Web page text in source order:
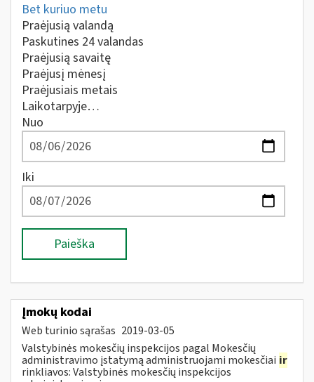
Bet kuriuo metu
Praėjusią valandą
Paskutines 24 valandas
Praėjusią savaitę
Praėjusį mėnesį
Praėjusiais metais
Laikotarpyje…
Nuo
Iki
Paieška
Įmokų kodai
Web turinio sąrašas 2019-03-05
Valstybinės mokesčių inspekcijos pagal Mokesčių
administravimo įstatymą administruojami mokesčiai ir
rinkliavos: Valstybinės mokesčių inspekcijos